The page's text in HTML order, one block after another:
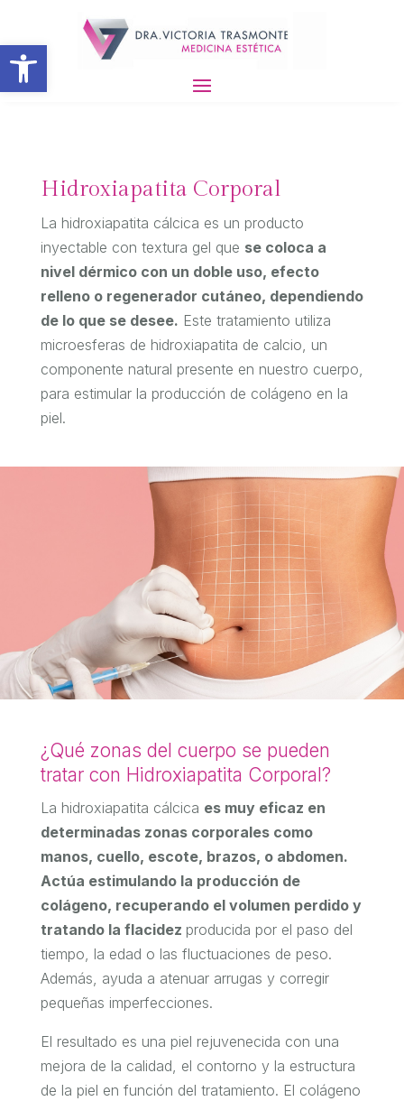
Abrir barra de herramientas
Hidroxiapatita Corporal
La hidroxiapatita cálcica es un producto
inyectable con textura gel que se coloca a
nivel dérmico con un doble uso, efecto
relleno o regenerador cutáneo, dependiendo
de lo que se desee. Este tratamiento utiliza
microesferas de hidroxiapatita de calcio, un
componente natural presente en nuestro cuerpo,
para estimular la producción de colágeno en la
piel.
¿Qué zonas del cuerpo se pueden
tratar con Hidroxiapatita Corporal?
La hidroxiapatita cálcica es muy eficaz en
determinadas zonas corporales como
manos, cuello, escote, brazos, o abdomen.
Actúa estimulando la producción de
colágeno, recuperando el volumen perdido y
tratando la flacidez producida por el paso del
tiempo, la edad o las fluctuaciones de peso.
Además, ayuda a atenuar arrugas y corregir
pequeñas imperfecciones.
El resultado es una piel rejuvenecida con una
mejora de la calidad, el contorno y la estructura
de la piel en función del tratamiento. El colágeno